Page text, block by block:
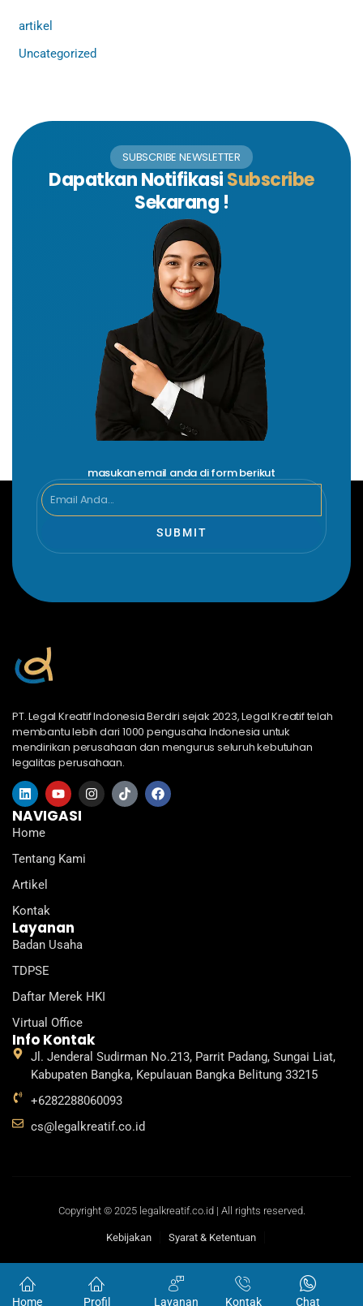
artikel
Uncategorized
SUBSCRIBE NEWSLETTER
Dapatkan NotifikasiSubscribe
Sekarang !
masukan email anda di form berikut
Email
SUBMIT
PT. Legal Kreatif Indonesia Berdiri sejak 2023, Legal Kreatif telah
membantu lebih dari 1000 pengusaha Indonesia untuk
mendirikan perusahaan dan mengurus seluruh kebutuhan
legalitas perusahaan.
L
i
n
k
e
i
n
Y
o
u
t
b
e
I
n
s
T
i
k
F
a
c
NAVIGASI
Home
Tentang Kami
Artikel
Kontak
Layanan
Badan Usaha
TDPSE
Daftar Merek HKI
Virtual Office
Info Kontak
Jl. Jenderal Sudirman No.213, Parrit Padang, Sungai Liat,
Kabupaten Bangka, Kepulauan Bangka Belitung 33215
+6282288060093
cs@legalkreatif.co.id
Copyright © 2025 legalkreatif.co.id | All rights reserved.
Kebijakan Syarat & Ketentuan
Home Profil Layanan Kontak Chat